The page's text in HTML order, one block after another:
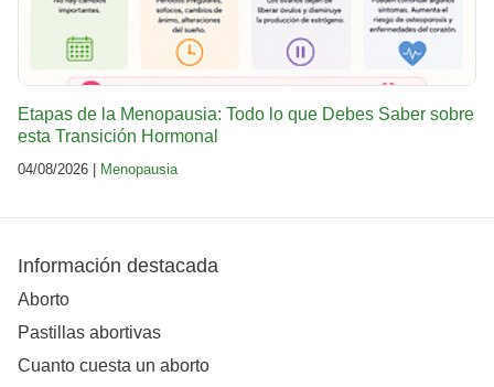
Etapas de la Menopausia: Todo lo que Debes Saber sobre
esta Transición Hormonal
04/08/2026 | Menopausia
Información destacada
Aborto
Pastillas abortivas
Cuanto cuesta un aborto